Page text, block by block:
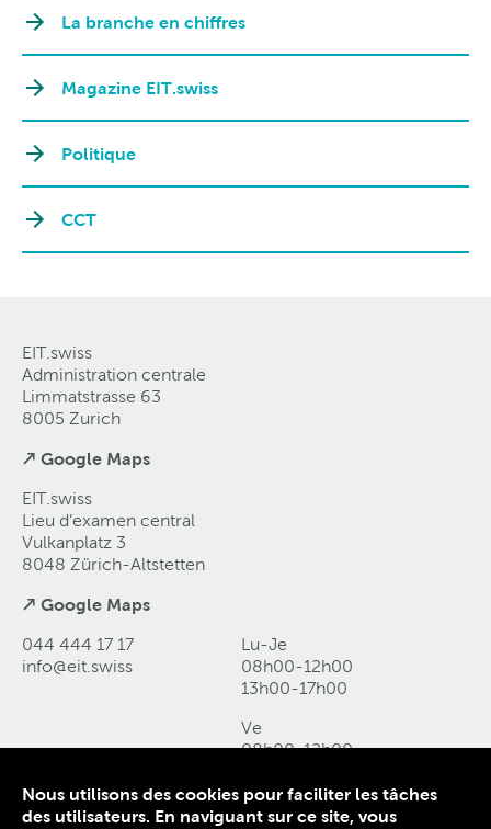
La branche en chiffres
Magazine EIT.swiss
Politique
CCT
EIT.swiss
Administration centrale
Limmatstrasse 63
8005 Zurich
↗ Google Maps
EIT.swiss
Lieu d’examen central
Vulkanplatz 3
8048 Zürich-Altstetten
↗ Google Maps
044 444 17 17
info@eit swiss
Lu-Je
08h00-12h00
13h00-17h00
Ve
08h00-12h00
Contact et accès
Nous utilisons des cookies pour faciliter les tâches
des utilisateurs. En naviguant sur ce site, vous